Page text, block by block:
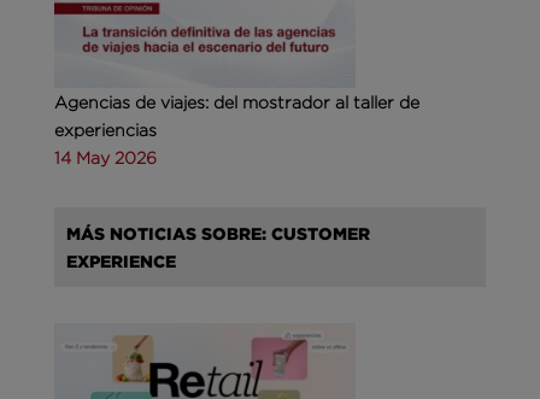
Agencias de viajes: del mostrador al taller de
experiencias
14 May 2026
MÁS NOTICIAS SOBRE: CUSTOMER
EXPERIENCE